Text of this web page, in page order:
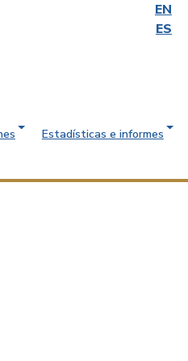
EN
ES
Estadísticas e informes